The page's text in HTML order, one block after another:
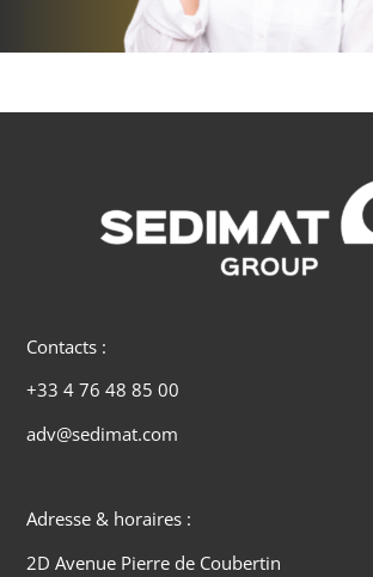
Contacts :
+33 4 76 48 85 00
adv@sedimat.com
Adresse & horaires :
2D Avenue Pierre de Coubertin